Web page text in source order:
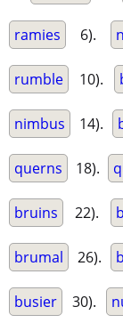
ramies 6).
rumble 10).
nimbus 14).
querns 18).
bruins 22).
brumal 26).
busier 30).